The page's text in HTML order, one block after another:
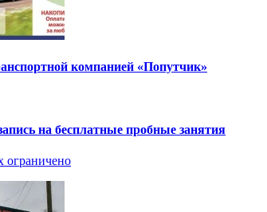
компанией «Попутчик»
на бесплатные пробные занятия
ограничено